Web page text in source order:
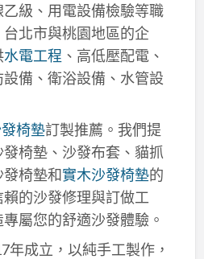
級、用電設備檢驗等職
北市與桃園地區的企
水電工程 、高低壓配電、
備、衛浴設備、水管設
椅墊訂製推薦。我們提
椅墊、沙發布套、貓抓
椅墊和實木沙發椅墊的
的沙發修理與訂做工
屬您的舒適沙發體驗。
年成立，以純手工製作，